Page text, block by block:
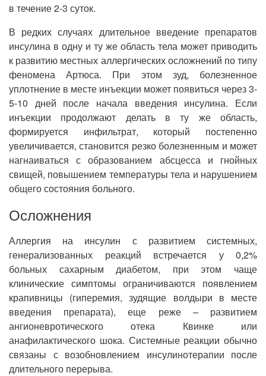
в течение 2-3 суток.
В редких случаях длительное введение препаратов
инсулина в одну и ту же область тела может приводить
к развитию местных аллергических осложнений по типу
феномена Артюса. При этом зуд, болезненное
уплотнение в месте инъекции может появиться через 3-
5-10 дней после начала введения инсулина. Если
инъекции продолжают делать в ту же область,
формируется инфильтрат, который постепенно
увеличивается, становится резко болезненным и может
нагнаиваться с образованием абсцесса и гнойных
свищей, повышением температуры тела и нарушением
общего состояния больного.
Осложнения
Аллергия на инсулин с развитием системных,
генерализованных реакций встречается у 0,2%
больных сахарным диабетом, при этом чаще
клинические симптомы ограничиваются появлением
крапивницы (гиперемия, зудящие волдыри в месте
введения препарата), еще реже – развитием
ангионевротического отека Квинке или
анафилактического шока. Системные реакции обычно
связаны с возобновлением инсулинотерапии после
длительного перерыва.